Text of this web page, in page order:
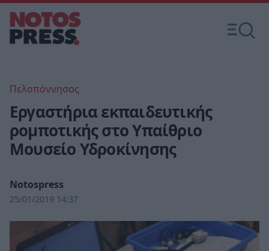
Πελοπόννησος
Εργαστήρια εκπαιδευτικής
ρομποτικής στο Υπαίθριο
Μουσείο Υδροκίνησης
Notospress
25/01/2019 14:37